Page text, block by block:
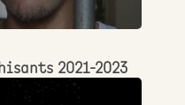
2021-2023